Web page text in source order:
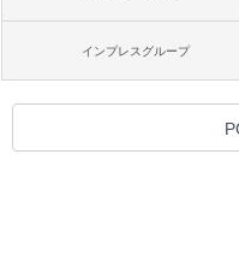
インプレスグループ